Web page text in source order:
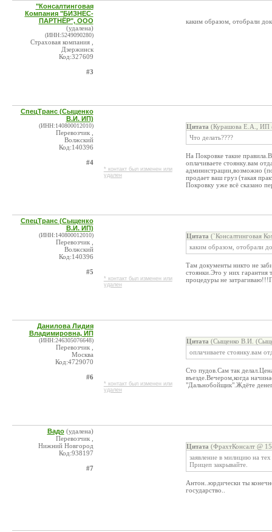
"Консалтинговая
Компания "БИЗНЕС-
ПАРТНЁР", ООО
(удалена)
(ИНН:5249090280)
Страховая компания ,
Дзержинск
Код:327609
#3
каким образом, отобрали
СпецТранс (Сыщенко
В.И. ИП)
(ИНН:140800012010)
Перевозчик ,
Волжский
Код:140396
#4
* контакт был изменен или
удален
Цитата (Курашова Е.А., ИП
Что делать????
На Покровке такие
оплачиваете стоянку.вам
администрации,возможно
продает ваш груз (такая
Покровку уже всё сказано
СпецТранс (Сыщенко
В.И. ИП)
(ИНН:140800012010)
Перевозчик ,
Волжский
Код:140396
#5
* контакт был изменен или
удален
Цитата (`Консалтинговая
каким образом, отобрали
Там документы никто не
стоянки.Это у них гарантия
процедуры не
Данилова Лидия
Владимировна, ИП
(ИНН:246305076648)
Перевозчик ,
Москва
Код:4729070
#6
* контакт был изменен или
удален
Цитата (Сыщенко В.И.
оплачиваете стоянку.вам
Сто пудов.Сам так
въезде.Вечером,когда
"Дальнобойщик".Ждёте
Вадо (удалена)
Перевозчик ,
Нижний Новгород
Код:938197
#7
Цитата (ФрахтКонсалт @
заявление в милицию на
Прицеп закрывайте.
Антон..юрдически ты
государство..